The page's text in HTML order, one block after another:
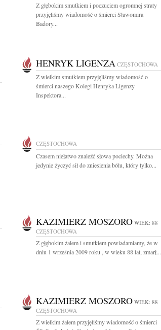
Z głębokim smutkiem i poczuciem ogromnej straty
przyjęliśmy wiadomość o śmierci Sławomira
Badory...
HENRYK LIGENZA CZĘSTOCHOWA
Z wielkim smutkiem przyjęliśmy wiadomość o
śmierci naszego Kolegi Henryka Ligenzy
Inspektora...
CZĘSTOCHOWA
Czasem niełatwo znaleźć słowa pociechy. Można
jedynie życzyć sił do zniesienia bólu, który tylko...
KAZIMIERZ MOSZORO WIEK: 88
CZĘSTOCHOWA
Z głębokim żalem i smutkiem powiadamiamy, że w
dniu 1 września 2009 roku , w wieku 88 lat, zmarł...
KAZIMIERZ MOSZORO WIEK: 88
CZĘSTOCHOWA
Z wielkim żalem przyjęliśmy wiadomość o śmierci